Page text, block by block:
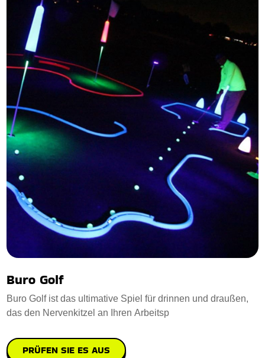
Buro Golf
Buro Golf ist das ultimative Spiel für drinnen und draußen,
das den Nervenkitzel an Ihren Arbeitsp
PRÜFEN SIE ES AUS